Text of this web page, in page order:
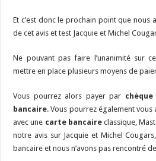
Et c’est donc le prochain point que nous
de cet avis et test Jacquie et Michel
Ne pouvant pas faire l’unanimité sur
mettre en place plusieurs moyens de
Vous pourrez alors payer par chèque
bancaire. Vous pourrez également
avec une carte bancaireclassique,
notre avis sur Jacquie et Michel
bancaire et nous n’avons pas rencontré